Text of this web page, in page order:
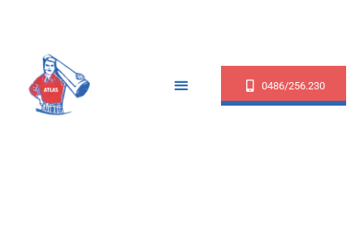
0486/256.230